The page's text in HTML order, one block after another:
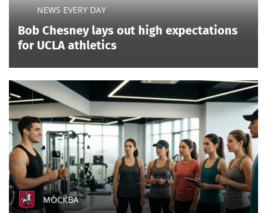
NEWS EVERY DAY
Bob Chesney lays out high expectations
for UCLA athletics
МОСКВА